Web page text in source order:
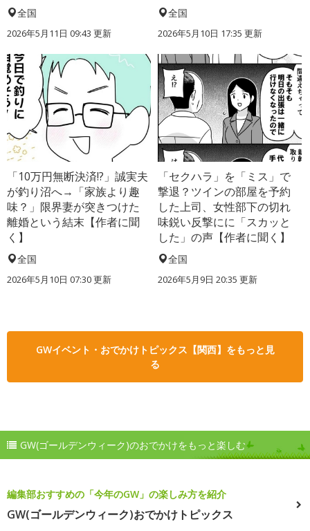
全国
2026年5月11日 09:43 更新
全国
2026年5月10日 17:35 更新
「10万円無断決済!?」誠実夫
が釣り沼へ→「家族より趣
味？」限界妻が突きつけた
離婚という結末【作者に聞
く】
全国
2026年5月10日 07:30 更新
「セクハラ」を「ミス」で
撃退？ツインの部屋を予約
した上司、女性部下の切れ
味鋭い反撃にに「スカッと
した」の声【作者に聞く】
全国
2026年5月9日 20:35 更新
GWイベント・おでかけトピックス【関西】をもっと見
る
GW(ゴールデンウィーク)のおでかけをもっと楽しむ
編集部おすすめの「今年のGW」の楽しみ方を紹介
GW(ゴールデンウィーク)おでかけトピックス